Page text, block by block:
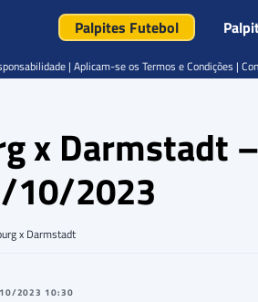
Palpites Futebol
x Darmstadt
10/2023
x Darmstadt
2023 10:30
| Aplicam-se os Termos e Condições |